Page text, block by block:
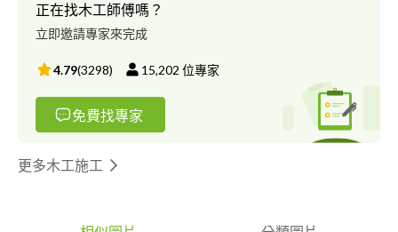
正在找木工師傅嗎？
立即邀請專家來完成
4.79(3298) 15,202 位專家
免費找專家
更多木工施工